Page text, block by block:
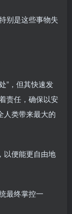
别是这些事物失
”，但其快速发
责任，确保以安
人类带来最大的
以便能更自由地
最终掌控一